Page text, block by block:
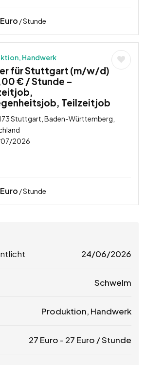
Euro / Stunde
Handwerk
für Stuttgart (m/w/d)
€ / Stunde –
Teilzeitjob
Stuttgart, Baden-Württemberg,
2026
Euro / Stunde
24/06/2026
Schwelm
Produktion, Handwerk
27 Euro - 27 Euro / Stunde